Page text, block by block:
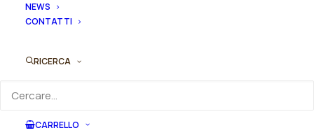
NEWS
CONTATTI
RICERCA
CARRELLO
3-5 gemme equivale ad un vaso 22/24/26 cm
Officinalis